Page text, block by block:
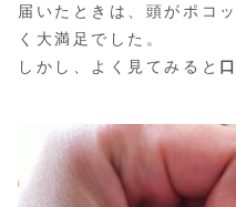
届いたときは、頭がポコ
く大満足でした。
しかし、よく見てみると